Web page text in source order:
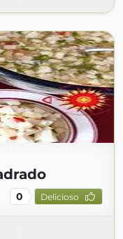
0 Delicioso